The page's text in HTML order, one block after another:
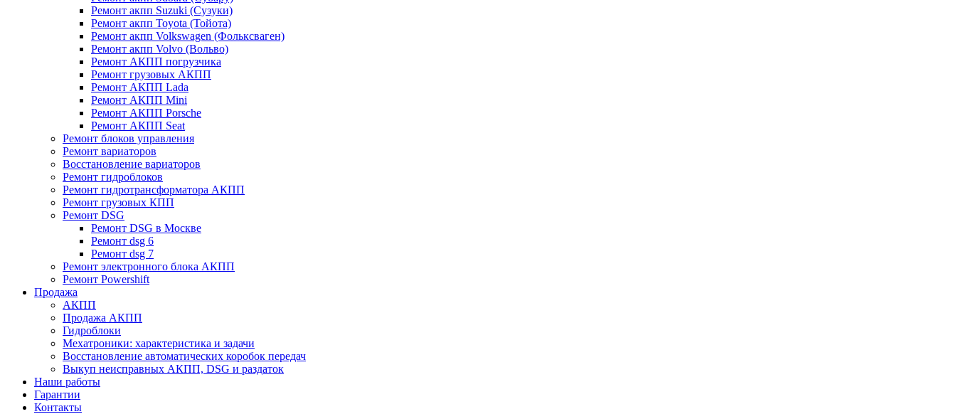
Ремонт акпп Suzuki (Сузуки)
Ремонт акпп Toyota (Тойота)
Ремонт акпп Volkswagen (Фольксваген)
Ремонт акпп Volvo (Вольво)
Ремонт АКПП погрузчика
Ремонт грузовых АКПП
Ремонт АКПП Lada
Ремонт АКПП Mini
Ремонт АКПП Porsche
Ремонт АКПП Seat
Ремонт блоков управления
Ремонт вариаторов
Восстановление вариаторов
Ремонт гидроблоков
Ремонт гидротрансформатора АКПП
Ремонт грузовых КПП
Ремонт DSG
Ремонт DSG в Москве
Ремонт dsg 6
Ремонт dsg 7
Ремонт электронного блока АКПП
Ремонт Powershift
Продажа
АКПП
Продажа АКПП
Гидроблоки
Мехатроники: характеристика и задачи
Восстановление автоматических коробок передач
Выкуп неисправных АКПП, DSG и раздаток
Наши работы
Гарантии
Контакты